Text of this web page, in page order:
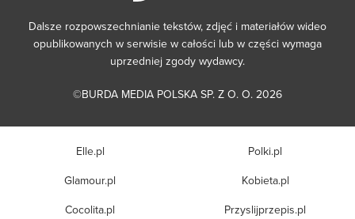
Dalsze rozpowszechnianie tekstów, zdjęć i materiałów wideo
opublikowanych w serwisie w całości lub w części wymaga
uprzedniej zgody wydawcy.
©BURDA MEDIA POLSKA SP. Z O. O. 2026
Elle.pl
Glamour.pl
Cocolita.pl
Polki.pl
Kobieta.pl
Przyslijprzepis.pl